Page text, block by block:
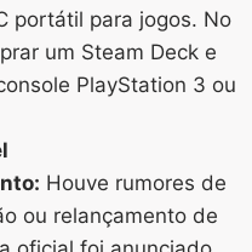
portátil para jogos. No
um Steam Deck e
PlayStation 3 ou
Houve rumores de
ou relançamento de